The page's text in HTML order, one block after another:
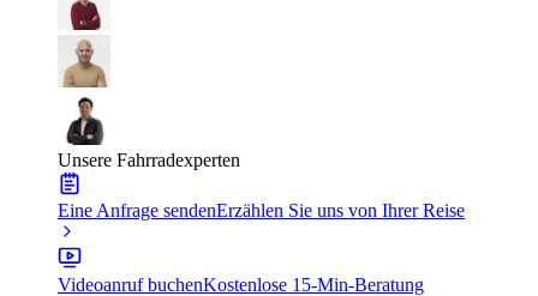
Unsere Fahrradexperten
Eine Anfrage sendenErzählen Sie uns von Ihrer Reise
Videoanruf buchenKostenlose 15-Min-Beratung